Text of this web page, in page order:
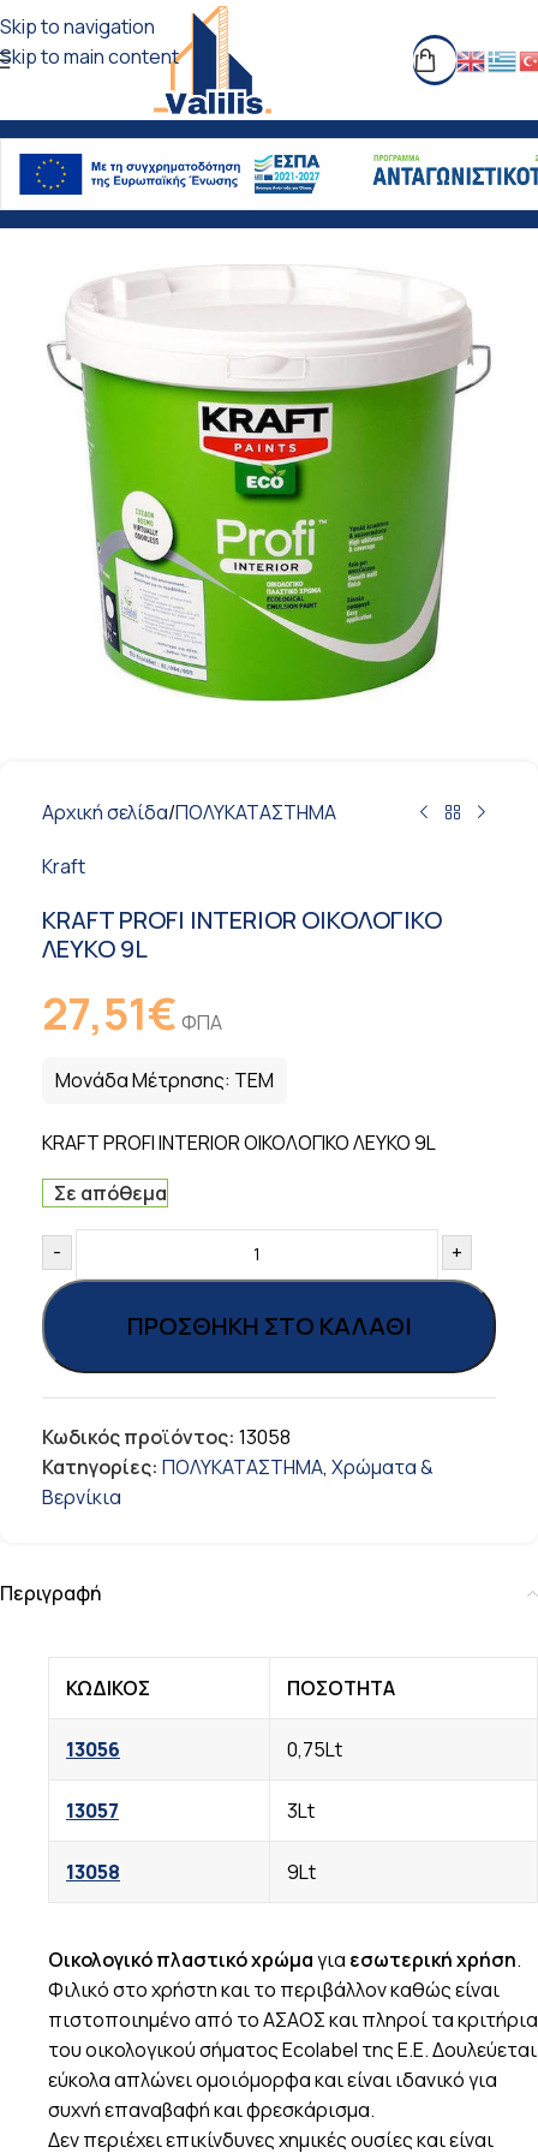
Skip to navigation
Skip to main content
Αρχική σελίδα/ΠΟΛΥΚΑΤΑΣΤΗΜΑ
Kraft
KRAFT PROFI INTERIOR ΟΙΚΟΛΟΓΙΚΟ
ΛΕΥΚΟ 9L
27,51€ ΦΠΑ
Μονάδα Μέτρησης: ΤΕΜ
KRAFT PROFI INTERIOR ΟΙΚΟΛΟΓΙΚΟ ΛΕΥΚΟ 9L
Σε απόθεμα
- +
ΠΡΟΣΘΉΚΗ ΣΤΟ ΚΑΛΆΘΙ
Κωδικός προϊόντος: 13058
Κατηγορίες: ΠΟΛΥΚΑΤΑΣΤΗΜΑ, Χρώματα &
Βερνίκια
Περιγραφή
ΚΩΔΙΚΟΣ ΠΟΣΟΤΗΤΑ
13056 0,75Lt
13057 3Lt
13058 9Lt
Οικολογικό πλαστικό χρώμαγια εσωτερική χρήση.
Φιλικό στο χρήστη και το περιβάλλον καθώς είναι
πιστοποιημένο από το ΑΣΑΟΣ και πληροί τα κριτήρια
του οικολογικού σήματος Ecolabel της Ε.Ε. Δουλεύεται
εύκολα απλώνει ομοιόμορφα και είναι ιδανικό για
συχνή επαναβαφή και φρεσκάρισμα.
Δεν περιέχει επικίνδυνες χημικές ουσίες και είναι